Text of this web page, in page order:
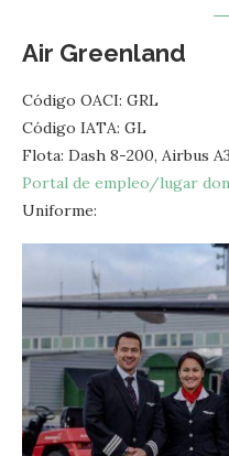
Air Greenland
Código OACI: GRL
Código IATA: GL
Flota: Dash 8-200, Airbus
Portal de empleo/lugar
Uniforme: